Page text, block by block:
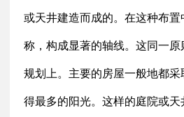
或天井建造而成的。在这种布
称，构成显著的轴线。这同一
规划上。主要的房屋一般地都
得最多的阳光。这样的庭院或